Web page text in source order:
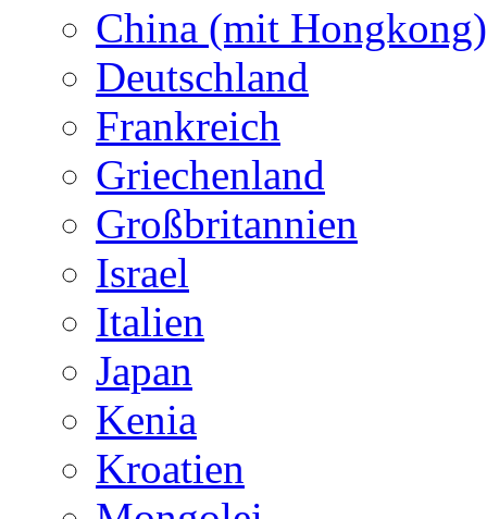
China (mit Hongkong)
Deutschland
Frankreich
Griechenland
Großbritannien
Israel
Italien
Japan
Kenia
Kroatien